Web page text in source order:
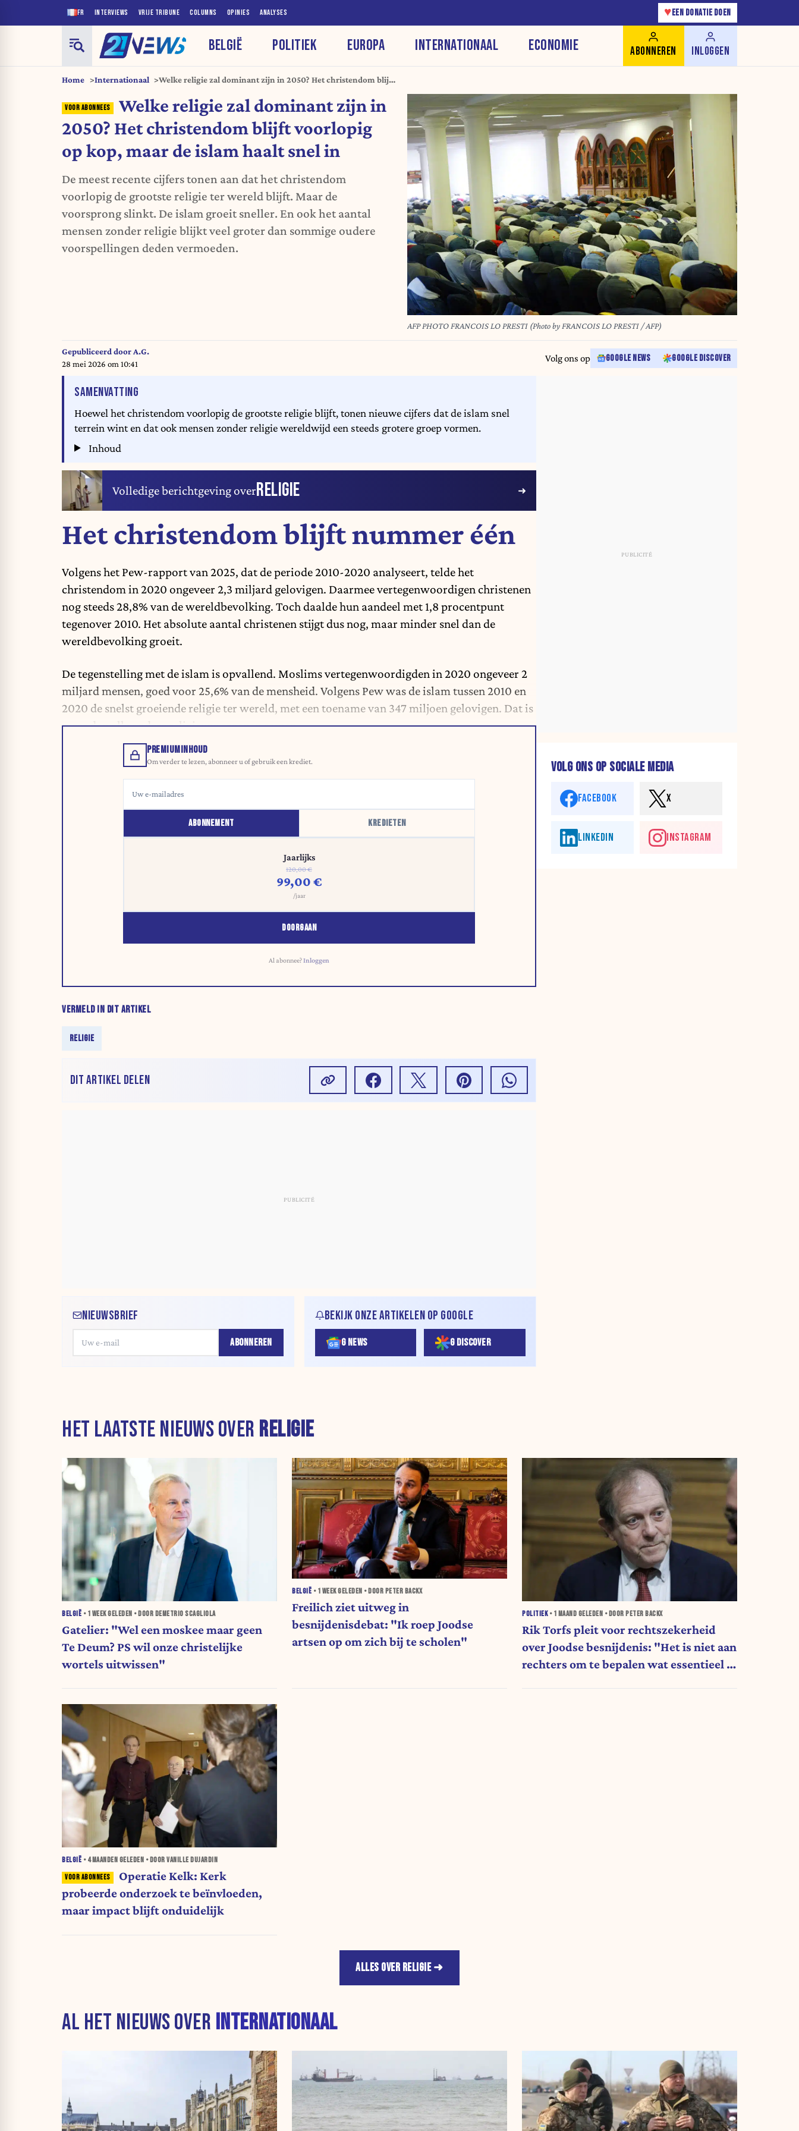
FR INTERVIEWS VRIJE TRIBUNE COLUMNS OPINIES ANALYSES ♥ EEN DONATIE DOEN
BELGIË POLITIEK EUROPA INTERNATIONAAL ECONOMIE ABONNEREN INLOGGEN
Home Internationaal
Welke religie zal dominant zijn in 2050? Het christendom blijft
Welke religie zal dominant zijn in
2050? Het christendom blijft voorlopig
op kop, maar de islam haalt snel in
De meest recente cijfers tonen aan dat het christendom
voorlopig de grootste religie ter wereld blijft. Maar de
voorsprong slinkt. De islam groeit sneller. En ook het aantal
mensen zonder religie blijkt veel groter dan sommige oudere
voorspellingen deden vermoeden.
AFP PHOTO FRANCOIS LO PRESTI (Photo by FRANCOIS LO PRESTI / AFP)
Gepubliceerd doorA.G.
28 mei 2026 om 10:41
Volg ons op GOOGLE NEWS GOOGLE DISCOVER
SAMENVATTING
Hoewel het christendom voorlopig de grootste religie blijft, tonen nieuwe cijfers dat de islam snel
terrein wint en dat ook mensen zonder religie wereldwijd een steeds grotere groep vormen.
Inhoud
Volledige berichtgeving overRELIGIE
Het christendom blijft nummer één
Volgens het Pew-rapport van 2025, dat de periode 2010-2020 analyseert, telde het
christendom in 2020 ongeveer 2,3 miljard gelovigen. Daarmee vertegenwoordigen christenen
nog steeds 28,8% van de wereldbevolking. Toch daalde hun aandeel met 1,8 procentpunt
tegenover 2010. Het absolute aantal christenen stijgt dus nog, maar minder snel dan de
wereldbevolking groeit.
De tegenstelling met de islam is opvallend. Moslims vertegenwoordigden in 2020 ongeveer 2
miljard mensen, goed voor 25,6% van de mensheid. Volgens Pew was de islam tussen 2010 en
2020 de snelst groeiende religie ter wereld, met een toename van 347 miljoen gelovigen. Dat is
meer dan alle andere religieuze groepen samen.
PREMIUMINHOUD
Om verder te lezen, abonneer u of gebruik een krediet.
ABONNEMENT KREDIETEN
Jaarlijks
120,00 €
99,00 €
/jaar
DOORGAAN
Al abonnee?Inloggen
VERMELD IN DIT ARTIKEL
RELIGIE
DIT ARTIKEL DELEN
NIEUWSBRIEF
ABONNEREN
BEKIJK ONZE ARTIKELEN OP GOOGLE
G NEWS G DISCOVER
VOLG ONS OP SOCIALE MEDIA
FACEBOOK X
LINKEDIN INSTAGRAM
HET LAATSTE NIEUWS OVER RELIGIE
BELGIË • 1 WEEKGELEDEN • DOOR DEMETRIO SCAGLIOLA
Gatelier: "Wel een moskee maar geen
Te Deum? PS wil onze christelijke
wortels uitwissen"
BELGIË • 1 WEEKGELEDEN • DOOR PETER BACKX
Freilich ziet uitweg in
besnijdenisdebat: "Ik roep Joodse
artsen op om zich bij te scholen"
POLITIEK• 1 MAAND GELEDEN • DOOR PETER BACKX
Rik Torfs pleit voor rechtszekerheid
over Joodse besnijdenis: "Het is niet aan
rechters om te bepalen wat essentieel is
BELGIË • 4 MAANDEN GELEDEN • DOOR VANILLE DUJARDIN
Operatie Kelk: Kerk
probeerde onderzoek te beïnvloeden,
maar impact blijft onduidelijk
ALLES OVER RELIGIE
AL HET NIEUWS OVER INTERNATIONAAL